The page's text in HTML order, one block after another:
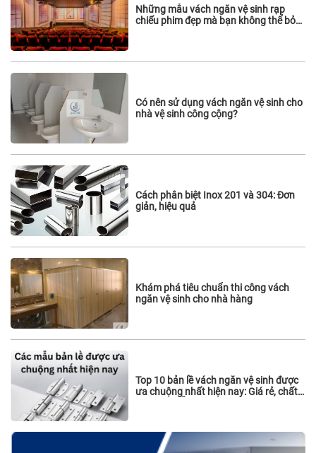
Những mẫu vách ngăn vệ sinh rạp
chiếu phim đẹp mà bạn không thể bỏ
Có nên sử dụng vách ngăn vệ sinh cho
nhà vệ sinh công cộng?
Cách phân biệt Inox 201 và 304: Đơn
giản, hiệu quả
Khám phá tiêu chuẩn thi công vách
ngăn vệ sinh cho nhà hàng
Top 10 bản lề vách ngăn vệ sinh được
ưa chuộng nhất hiện nay: Giá rẻ, chất